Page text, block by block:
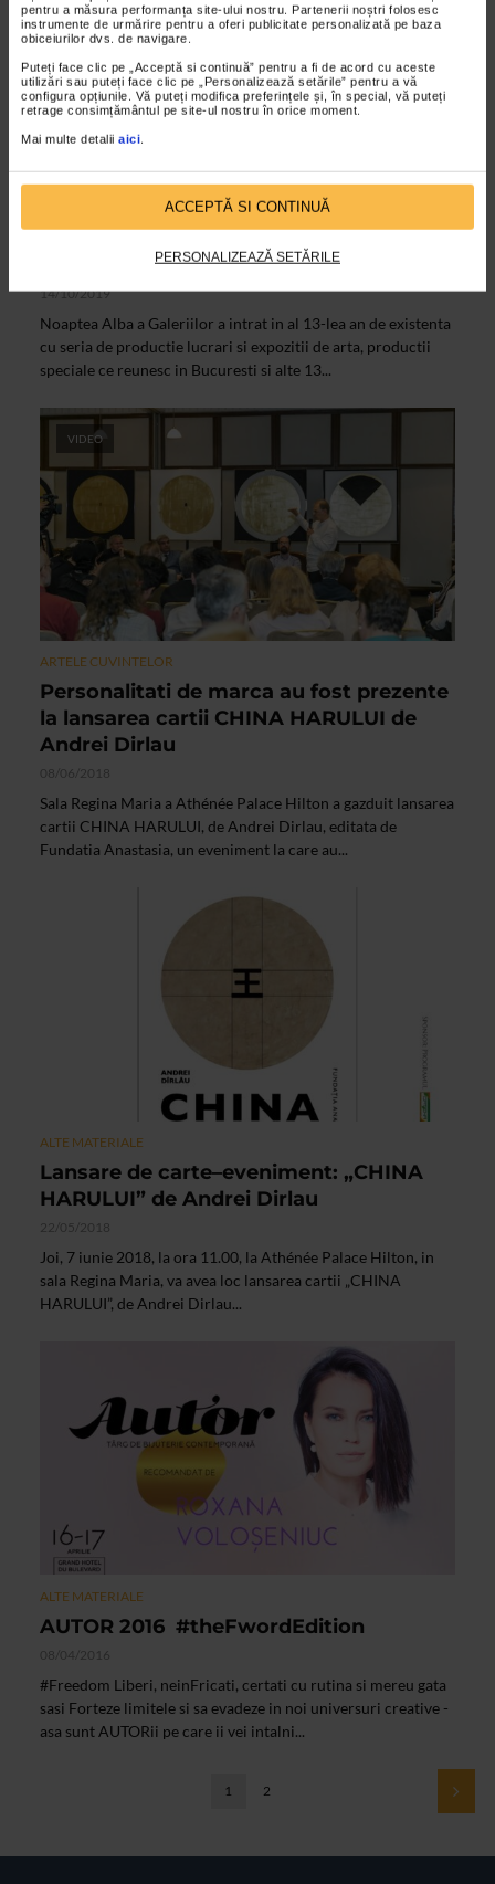
pentru a măsura performanța site-ului nostru. Partenerii noștri folosesc
instrumente de urmărire pentru a oferi publicitate personalizată pe baza
obiceiurilor dvs. de navigare.
Puteți face clic pe „Acceptă si continuă” pentru a fi de acord cu aceste
utilizări sau puteți face clic pe „Personalizează setările” pentru a vă
configura opțiunile. Vă puteți modifica preferințele și, în special, vă puteți
retrage consimțământul pe site-ul nostru în orice moment.
Mai multe detalii aici.
ACCEPTĂ SI CONTINUĂ
PERSONALIZEAZĂ SETĂRILE
14/10/2019
Noaptea Alba a Galeriilor a intrat in al 13-lea an de existenta
cu seria de productie lucrari si expozitii de arta, productii
speciale ce reunesc in Bucuresti si alte 13...
VIDEO
ARTELE CUVINTELOR
Personalitati de marca au fost prezente
la lansarea cartii CHINA HARULUI de
Andrei Dirlau
08/06/2018
Sala Regina Maria a Athénée Palace Hilton a gazduit lansarea
cartii CHINA HARULUI, de Andrei Dirlau, editata de
Fundatia Anastasia, un eveniment la care au...
ALTE MATERIALE
Lansare de carte–eveniment: „CHINA
HARULUI” de Andrei Dirlau
22/05/2018
Joi, 7 iunie 2018, la ora 11.00, la Athénée Palace Hilton, in
sala Regina Maria, va avea loc lansarea cartii „CHINA
HARULUI”, de Andrei Dirlau...
ALTE MATERIALE
AUTOR 2016 ­ #theFwordEdition
08/04/2016
#Freedom Liberi, neinFricati, certati cu rutina si mereu gata
sa­si Forteze limitele si sa evadeze in noi universuri creative ­
asa sunt AUTORii pe care ii vei intalni...
1 2